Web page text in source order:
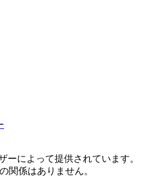
ーによって提供されています。
関係はありません。